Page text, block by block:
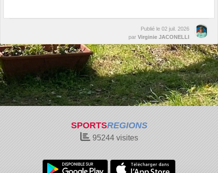
Publié le 02 juil. 2026
par Virginie JACONELLI
SPORTSREGIONS
95244visites